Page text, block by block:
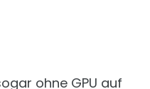
ohne GPU auf